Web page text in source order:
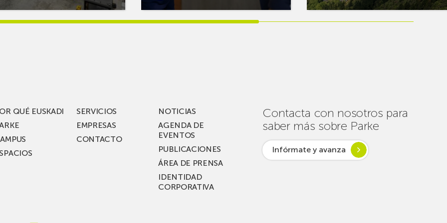
sobreMikel
Jauregi
de su
inversión total de
36
millones, busca impulsar desde
sobreEuskaltel
realiza
garantizar
la
conectividad
en
QUÉ EUSKADI
SERVICIOS
EMPRESAS
CONTACTO
NOTICIAS
AGENDA DE
EVENTOS
PUBLICACIONES
ÁREA DE PRENSA
IDENTIDAD
CORPORATIVA
Contacta con nosotros para
saber más sobre Parke
Infórmate y avanza